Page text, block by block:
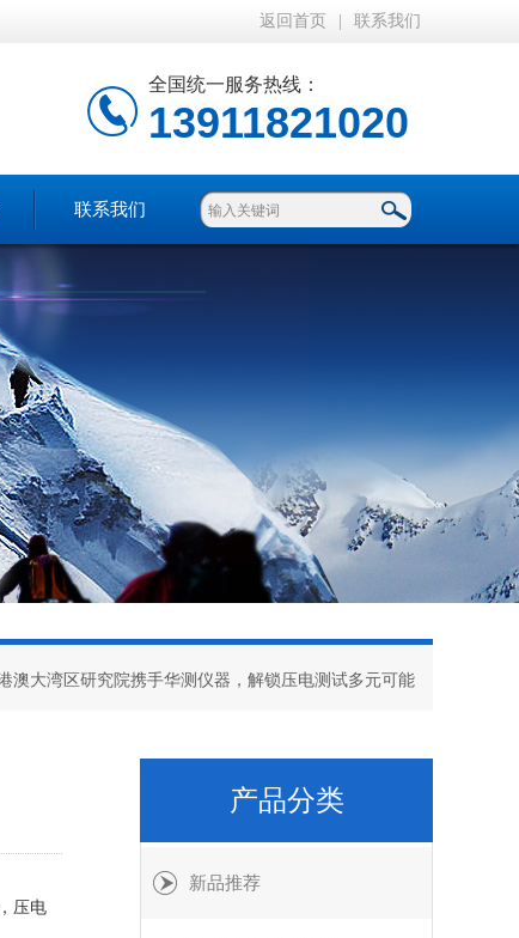
返回首页 联系我们
全国统一服务热线：
13911821020
联系我们
澳大湾区研究院携手华测仪器，解锁压电测试多元可能
压电
产品分类
新品推荐